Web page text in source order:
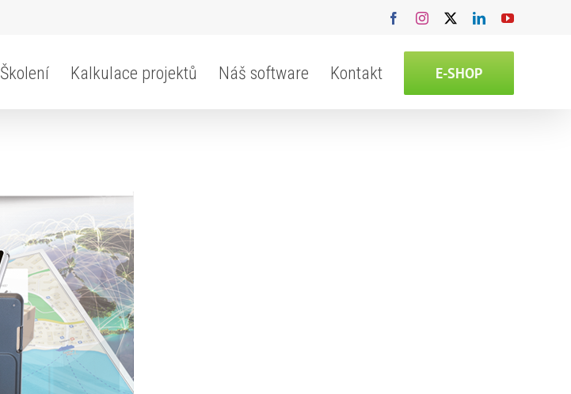
FacebookInstagram LinkedInYouTube
Školení Kalkulace projektů Náš software Kontakt E-SHOP